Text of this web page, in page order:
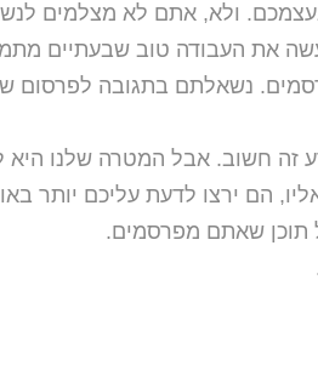
ולא, אתם לא מצלמים
נשאלתם בתגובה לפרסום
זה חשוב. אבל המטרה שלנו היא
הם ירצו לדעת עליכם יותר
תוכן שאתם מפרסמים.